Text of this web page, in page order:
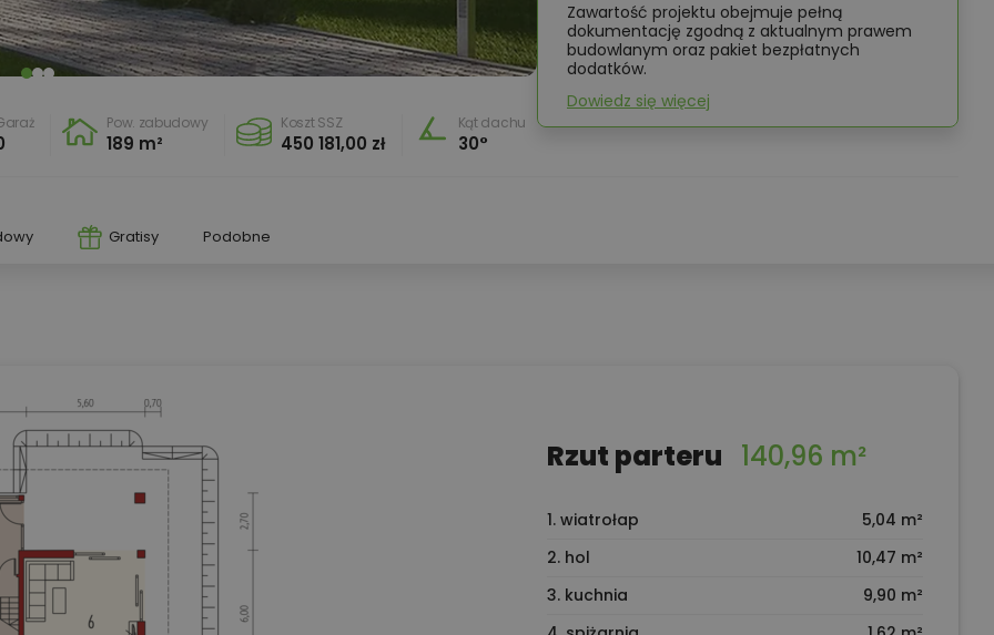
Pow. zabudowy
189 m²
Koszt SSZ
450 181,00 zł
Kąt dachu
30°
Zawartość projektu obejmuje pełną
dokumentację zgodną z aktualnym prawem
budowlanym oraz pakiet bezpłatnych
dodatków.
Dowiedz się więcej
Gratisy Podobne
Rzut parteru 140,96 m²
1. wiatrołap
5,04 m²
2. hol
10,47 m²
3. kuchnia
9,90 m²